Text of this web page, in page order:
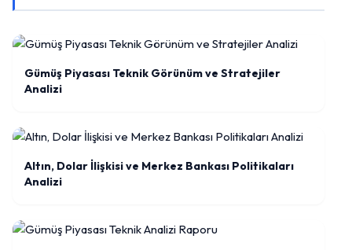
Gümüş Piyasası Teknik Görünüm ve Stratejiler
Analizi
Altın, Dolar İlişkisi ve Merkez Bankası Politikaları
Analizi